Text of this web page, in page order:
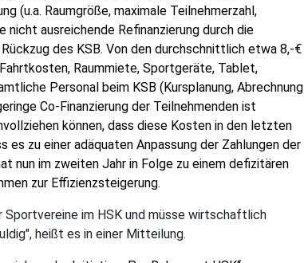
(u.a. Raumgröße, maximale Teilnehmerzahl,
nicht ausreichende Refinanzierung durch die
des KSB. Von den durchschnittlich etwa 8,-€
Raummiete, Sportgeräte, Tablet,
Personal beim KSB (Kursplanung, Abrechnung
Co-Finanzierung der Teilnehmenden ist
können, dass diese Kosten in den letzten
es zu einer adäquaten Anpassung der Zahlungen der
nun im zweiten Jahr in Folge zu einem defizitären
zur Effizienzsteigerung.
Sportvereine im HSK und müsse wirtschaftlich
heißt es in einer Mitteilung.